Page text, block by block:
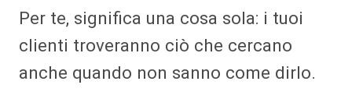
Per te, significa una cosa sola: i tuoi
clienti troveranno ciò che cercano
anche quando non sanno come dirlo.